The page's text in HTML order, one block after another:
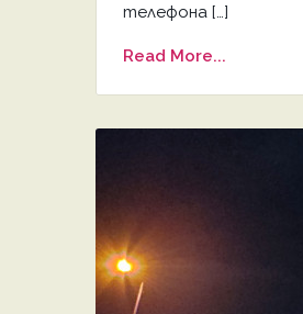
телефона […]
Read More...